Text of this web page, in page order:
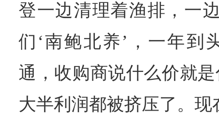
登一边清理着渔排，一
们‘南鲍北养’，一年到
通，收购商说什么价就
大半利润都被挤压了。现